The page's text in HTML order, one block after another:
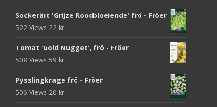
Sockerärt 'Grijze Roodbloeiende' frö - Fröer
522 Views 22 kr
Tomat 'Gold Nugget', frö - Fröer
508 Views 59 kr
Pysslingkrage frö - Fröer
506 Views 20 kr